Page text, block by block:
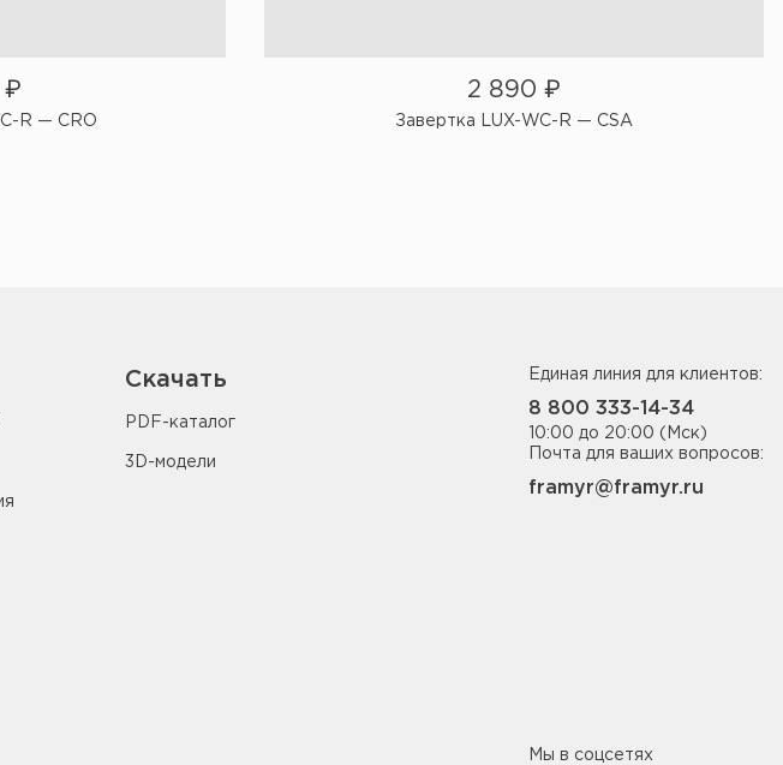
₽
R — CRO
2 890 ₽
Завертка LUX-WC-R — CSA
Скачать
PDF-каталог
3D-модели
Единая линия для клиентов:
8 800 333-14-34
10:00 до 20:00 (Мск)
Почта для ваших вопросов:
framyr@framyr.ru
Мы в соцсетях